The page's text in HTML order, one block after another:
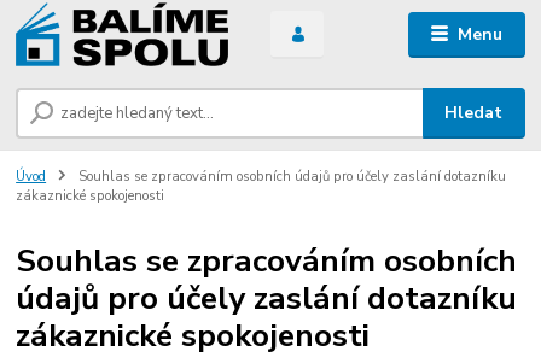
Menu
Hledat
Úvod
Souhlas se zpracováním osobních údajů pro účely zaslání dotazníku
zákaznické spokojenosti
Souhlas se zpracováním osobních
údajů pro účely zaslání dotazníku
zákaznické spokojenosti